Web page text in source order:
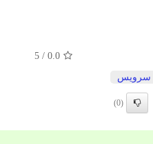
0.0
/ 5
سرویس
(0)